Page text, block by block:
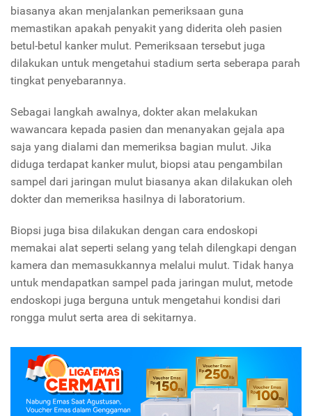
biasanya akan menjalankan pemeriksaan guna
memastikan apakah penyakit yang diderita oleh pasien
betul-betul kanker mulut. Pemeriksaan tersebut juga
dilakukan untuk mengetahui stadium serta seberapa parah
tingkat penyebarannya.
Sebagai langkah awalnya, dokter akan melakukan
wawancara kepada pasien dan menanyakan gejala apa
saja yang dialami dan memeriksa bagian mulut. Jika
diduga terdapat kanker mulut, biopsi atau pengambilan
sampel dari jaringan mulut biasanya akan dilakukan oleh
dokter dan memeriksa hasilnya di laboratorium.
Biopsi juga bisa dilakukan dengan cara endoskopi
memakai alat seperti selang yang telah dilengkapi dengan
kamera dan memasukkannya melalui mulut. Tidak hanya
untuk mendapatkan sampel pada jaringan mulut, metode
endoskopi juga berguna untuk mengetahui kondisi dari
rongga mulut serta area di sekitarnya.